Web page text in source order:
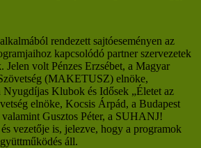
rendezett sajtóeseményen az
kapcsolódó partner szervezetek
Jelen volt Pénzes Erzsébet, a Magyar
(MAKETUSZ) elnöke,
Nyugdíjas Klubok és Idősek „Életet az
elnöke, Kocsis Árpád, a Budapest
Gusztos Péter, a SUHANJ!
vezetője is, jelezve, hogy a programok
áll.